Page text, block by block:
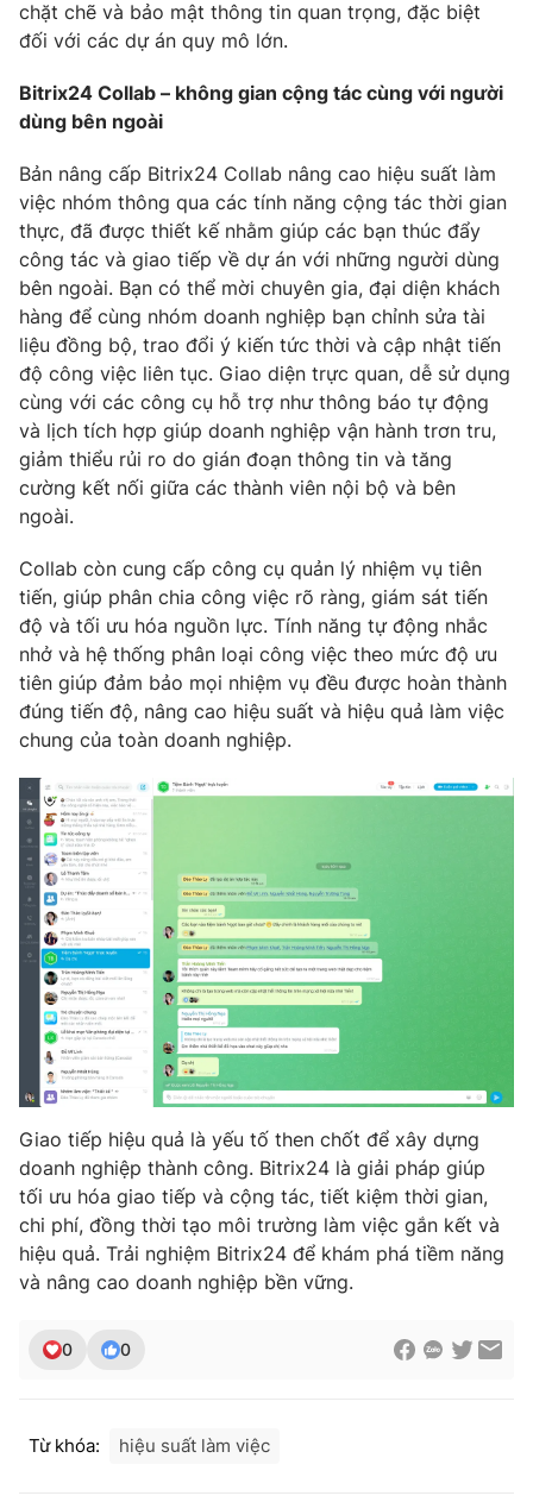
chặt chẽ và bảo mật thông tin quan trọng, đặc biệt
đối với các dự án quy mô lớn.
Bitrix24 Collab – không gian cộng tác cùng với người
dùng bên ngoài
Bản nâng cấp Bitrix24 Collab nâng cao hiệu suất làm
việc nhóm thông qua các tính năng cộng tác thời gian
thực, đã được thiết kế nhằm giúp các bạn thúc đẩy
công tác và giao tiếp về dự án với những người dùng
bên ngoài. Bạn có thể mời chuyên gia, đại diện khách
hàng để cùng nhóm doanh nghiệp bạn chỉnh sửa tài
liệu đồng bộ, trao đổi ý kiến tức thời và cập nhật tiến
độ công việc liên tục. Giao diện trực quan, dễ sử dụng
cùng với các công cụ hỗ trợ như thông báo tự động
và lịch tích hợp giúp doanh nghiệp vận hành trơn tru,
giảm thiểu rủi ro do gián đoạn thông tin và tăng
cường kết nối giữa các thành viên nội bộ và bên
ngoài.
Collab còn cung cấp công cụ quản lý nhiệm vụ tiên
tiến, giúp phân chia công việc rõ ràng, giám sát tiến
độ và tối ưu hóa nguồn lực. Tính năng tự động nhắc
nhở và hệ thống phân loại công việc theo mức độ ưu
tiên giúp đảm bảo mọi nhiệm vụ đều được hoàn thành
đúng tiến độ, nâng cao hiệu suất và hiệu quả làm việc
chung của toàn doanh nghiệp.
Giao tiếp hiệu quả là yếu tố then chốt để xây dựng
doanh nghiệp thành công. Bitrix24 là giải pháp giúp
tối ưu hóa giao tiếp và cộng tác, tiết kiệm thời gian,
chi phí, đồng thời tạo môi trường làm việc gắn kết và
hiệu quả. Trải nghiệm Bitrix24 để khám phá tiềm năng
và nâng cao doanh nghiệp bền vững.
0 0
Từ khóa: hiệu suất làm việc